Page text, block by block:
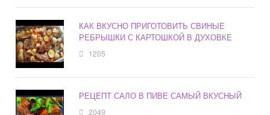
КАК ВКУСНО ПРИГОТОВИТЬ СВИНЫЕ
РЕБРЫШКИ С КАРТОШКОЙ В ДУХОВКЕ
1205
РЕЦЕПТ САЛО В ПИВЕ САМЫЙ ВКУСНЫЙ
2049